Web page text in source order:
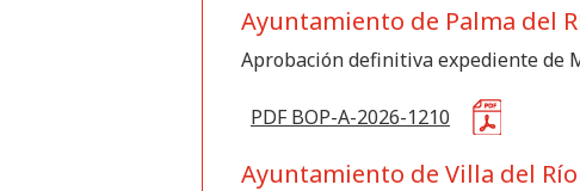
Ayuntamiento de Palma del
Aprobación definitiva expediente de
PDF BOP-A-2026-1210
Ayuntamiento de Villa del Río